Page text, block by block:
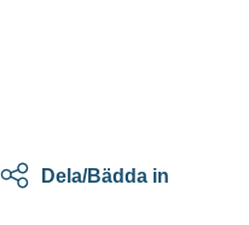
Dela/Bädda in